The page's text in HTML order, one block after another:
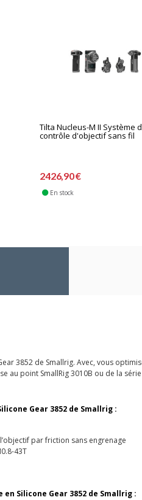
Tilta Nucleus-M II Système
contrôle d'objectif sans fil
2426,90 €
En stock
3852 de Smallrig. Avec, vous
au point SmallRig 3010B ou de la
Gear 3852 de Smallrig :
par friction sans engrenage
43T
Silicone Gear 3852 de Smallrig :